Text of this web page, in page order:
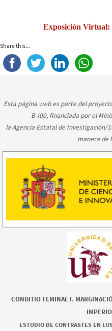
Exposición Virtual:
Share this...
Esta página web es parte del
B-I00, financiada por el
la Agencia Estatal de Investigación/
manera de
CONDITIO FEMINAE I.
ESTUDIO DE CONTRASTES EN